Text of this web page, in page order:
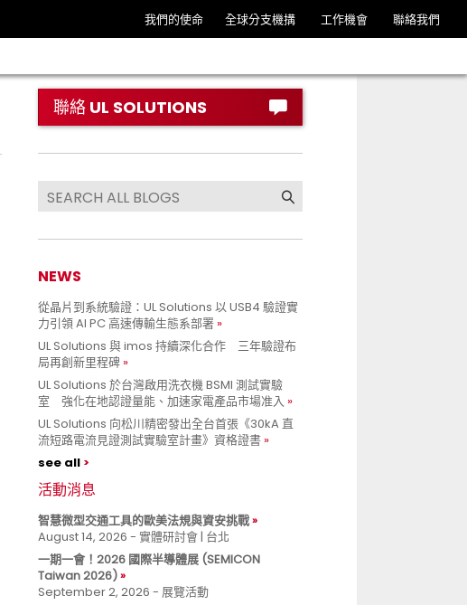
我們的使命 全球分支機搆 工作機會 聯絡我們
聯絡 UL SOLUTIONS
NEWS
從晶片到系統驗證：UL Solutions 以 USB4 驗證實
力引領 AI PC 高速傳輸生態系部署
UL Solutions 與 imos 持續深化合作 三年驗證布
局再創新里程碑
UL Solutions 於台灣啟用洗衣機 BSMI 測試實驗
室 強化在地認證量能、加速家電產品市場准入
UL Solutions 向松川精密發出全台首張《30kA 直
流短路電流見證測試實驗室計畫》資格證書
see all
活動消息
智慧微型交通工具的歐美法規與資安挑戰
August 14, 2026 - 實體研討會 | 台北
一期一會！2026 國際半導體展 (SEMICON
Taiwan 2026)
September 2, 2026 - 展覽活動